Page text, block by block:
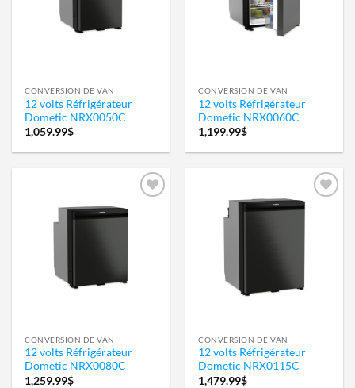
CONVERSION DE VAN
12 volts Réfrigérateur
Dometic NRX0050C
1,059.99$
CONVERSION DE VAN
12 volts Réfrigérateur
Dometic NRX0060C
1,199.99$
Ajouter
CONVERSION DE VAN
12 volts Réfrigérateur
Dometic NRX0080C
1,259.99$
CONVERSION DE VAN
12 volts Réfrigérateur
Dometic NRX0115C
1,479.99$